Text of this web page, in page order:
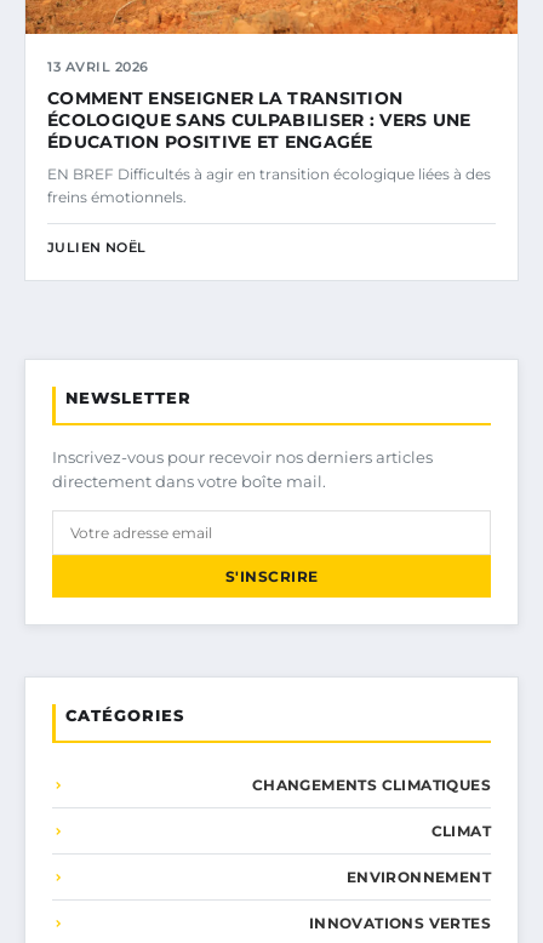
13 AVRIL 2026
COMMENT ENSEIGNER LA TRANSITION
ÉCOLOGIQUE SANS CULPABILISER : VERS UNE
ÉDUCATION POSITIVE ET ENGAGÉE
EN BREF Difficultés à agir en transition écologique liées à des
freins émotionnels.
JULIEN NOËL
NEWSLETTER
Inscrivez-vous pour recevoir nos derniers articles
directement dans votre boîte mail.
S'INSCRIRE
CATÉGORIES
CHANGEMENTS CLIMATIQUES
CLIMAT
ENVIRONNEMENT
INNOVATIONS VERTES